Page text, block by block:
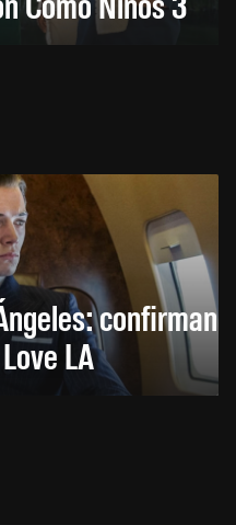
confirman
LA